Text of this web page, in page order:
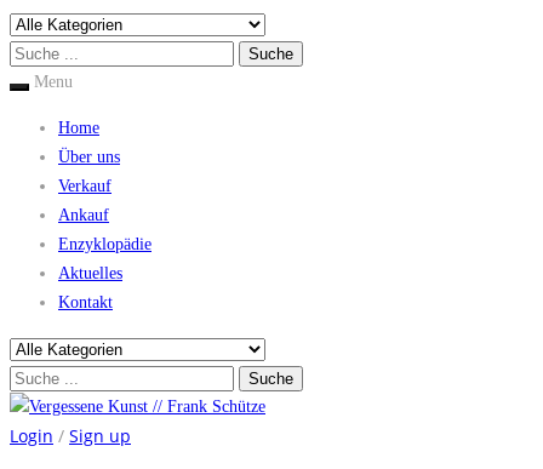
Menu
Home
Über uns
Verkauf
Ankauf
Enzyklopädie
Aktuelles
Kontakt
Login / Sign up